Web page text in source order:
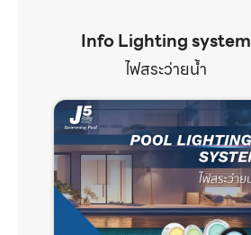
Info Lighting system
ไฟสระว่ายน้ำ